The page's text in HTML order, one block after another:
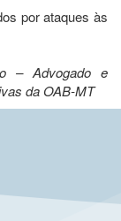
por ataques às
– Advogado e
da OAB-MT